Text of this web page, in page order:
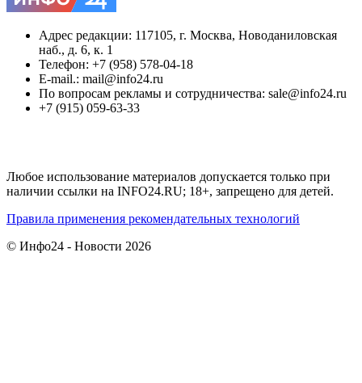
Адрес редакции: 117105, г. Москва, Новоданиловская
наб., д. 6, к. 1
Телефон: +7 (958) 578-04-18
E-mail.: mail@info24.ru
По вопросам рекламы и сотрудничества: sale@info24.ru
+7 (915) 059-63-33
Любое использование материалов допускается только при
наличии ссылки на INFO24.RU; 18+, запрещено для детей.
Правила применения рекомендательных технологий
© Инфо24 - Новости 2026